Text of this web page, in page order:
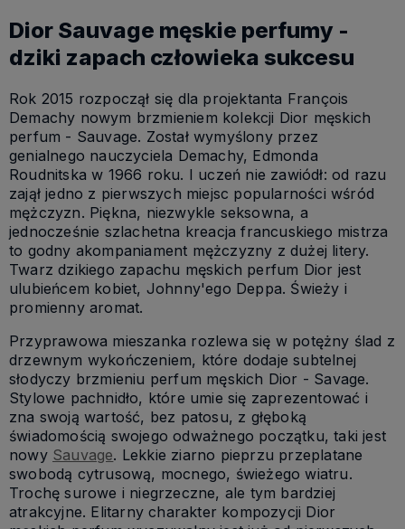
Dior Sauvage męskie perfumy -
dziki zapach człowieka sukcesu
Rok 2015 rozpoczął się dla projektanta François
Demachy nowym brzmieniem kolekcji Dior męskich
perfum - Sauvage. Został wymyślony przez
genialnego nauczyciela Demachy, Edmonda
Roudnitska w 1966 roku. I uczeń nie zawiódł: od razu
zajął jedno z pierwszych miejsc popularności wśród
mężczyzn. Piękna, niezwykle seksowna, a
jednocześnie szlachetna kreacja francuskiego mistrza
to godny akompaniament mężczyzny z dużej litery.
Twarz dzikiego zapachu męskich perfum Dior jest
ulubieńcem kobiet, Johnny'ego Deppa. Świeży i
promienny aromat.
Przyprawowa mieszanka rozlewa się w potężny ślad z
drzewnym wykończeniem, które dodaje subtelnej
słodyczy brzmieniu perfum męskich Dior - Savage.
Stylowe pachnidło, które umie się zaprezentować i
zna swoją wartość, bez patosu, z głęboką
świadomością swojego odważnego początku, taki jest
nowy Sauvage. Lekkie ziarno pieprzu przeplatane
swobodą cytrusową, mocnego, świeżego wiatru.
Trochę surowe i niegrzeczne, ale tym bardziej
atrakcyjne. Elitarny charakter kompozycji Dior